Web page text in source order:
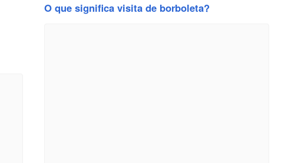
O que significa visita de borboleta?